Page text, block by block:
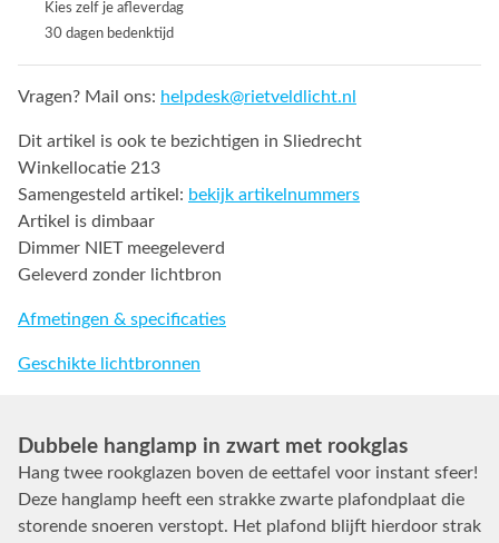
Kies zelf je afleverdag
30 dagen bedenktijd
Vragen? Mail ons: helpdesk@rietveldlicht.nl
Dit artikel is ook te bezichtigen in Sliedrecht
Winkellocatie 213
Samengesteld artikel: bekijk artikelnummers
Artikel is dimbaar
Dimmer NIET meegeleverd
Geleverd zonder lichtbron
Afmetingen & specificaties
Geschikte lichtbronnen
Dubbele hanglamp in zwart met rookglas
Hang twee rookglazen boven de eettafel voor instant sfeer!
Deze hanglamp heeft een strakke zwarte plafondplaat die
storende snoeren verstopt. Het plafond blijft hierdoor strak